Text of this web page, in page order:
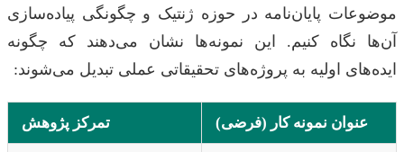
پایان‌نامه در حوزه ژنتیک و چگونگی پیاده‌سازی
کنیم. این نمونه‌ها نشان می‌دهند که چگونه
اولیه به پروژه‌های تحقیقاتی عملی تبدیل می‌شوند:
نمونه کار (فرضی) تمرکز پژوهش